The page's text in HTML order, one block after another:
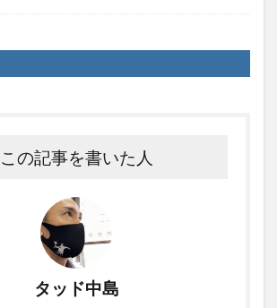
この記事を書いた人
タッド中島